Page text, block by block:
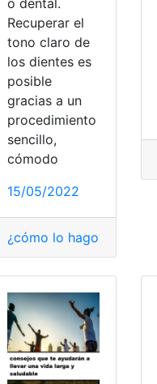
diabéticos
o dental.
Recuperar el
tono claro de
los dientes es
posible
gracias a un
procedimiento
sencillo,
cómodo
15/05/2022
¿cómo lo hago?